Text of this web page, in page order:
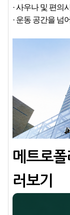
· 사우나 및 편의
· 운동 공간을 넘
메트로
러보기